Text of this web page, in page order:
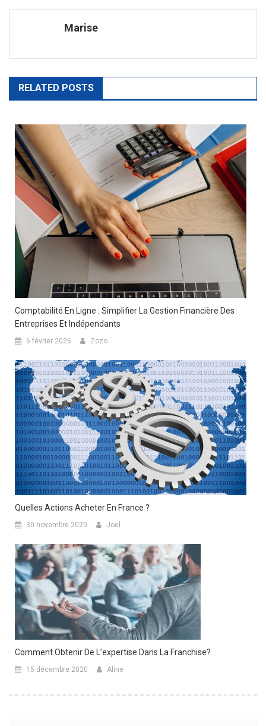
de
l’articleMarise
RELATED POSTS
Comptabilité En Ligne : Simplifier La Gestion Financière Des
Entreprises Et Indépendants
6 février 2026 Zozo
Quelles Actions Acheter En France ?
30 novembre 2020 Joel
Comment Obtenir De L’expertise Dans La Franchise?
15 décembre 2020 Aline